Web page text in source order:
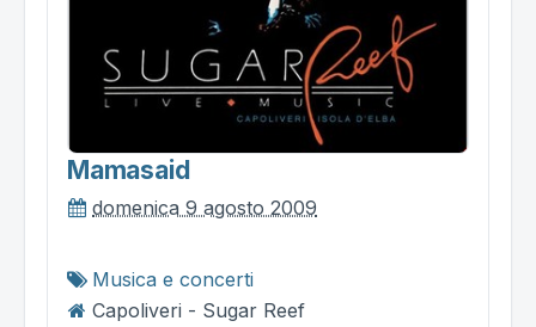
Mamasaid
domenica 9 agosto 2009
Musica e concerti
Capoliveri - Sugar Reef